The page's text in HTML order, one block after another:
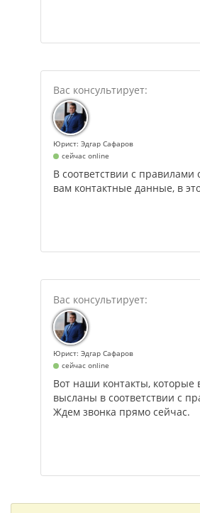
Юрист: Эдгар Сафаров
сейчас online
В соответствии с
вам контактные данные, в
Юрист: Эдгар Сафаров
сейчас online
Вот наши контакты,
высланы в соответствии с
Ждем звонка прямо сейчас.